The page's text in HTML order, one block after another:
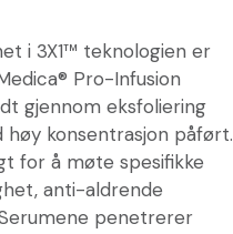
i 3X1™ teknologien er
Pro-Infusion
gjennom eksfoliering
konsentrasjon påført.
for å møte spesifikke
anti-aldrende
penetrerer